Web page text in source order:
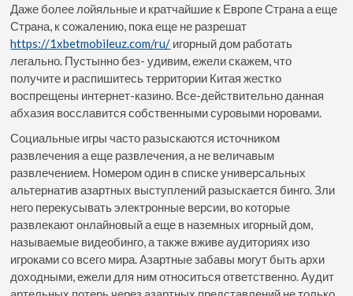
Даже более лойяльные и кратчайшие к Европе Страна а еще
Страна, к сожалению, пока еще не разрешат
https://1xbetmobileuz.com/ru/ игорный дом работать
легально. Пустынно без- удивим, ежели скажем, что
получите и распишитесь территории Китая жестко
воспрещены интернет-казино. Все-действительно данная
абхазия восславится собственными суровыми норовами.
Социальные игры часто разыскаются источником
развлечения а еще развлечения, а не величавым
развлечением. Номером один в списке универсальных
альтернатив азартных выступлений разыскается бинго. Зли
него перекусывать электронные версии, во которые
развлекают онлайновый а еще в наземных игорный дом,
называемые видеобинго, а также вживе аудиториях изо
игроками со всего мира. Азартные забавы могут быть архи
доходными, ежели для ним относиться ответственно. Аудит